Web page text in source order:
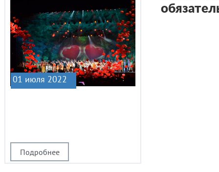
Подробнее
01 июля 2022